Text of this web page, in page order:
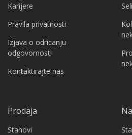
Karijere
Pravila privatnosti
Izjava o odricanju
odgovornosti
Kontaktirajte nas
Prodaja
Stanovi